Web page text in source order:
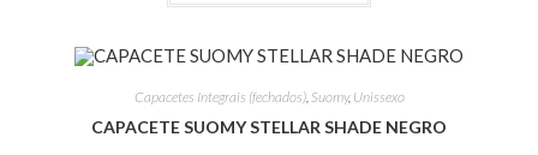
Capacetes Integrais (fechados), Suomy, Unissexo
CAPACETE SUOMY STELLAR SHADE NEGRO